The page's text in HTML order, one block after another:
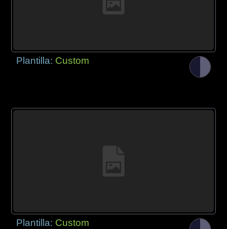
Plantilla: Custom
Plantilla: Custom